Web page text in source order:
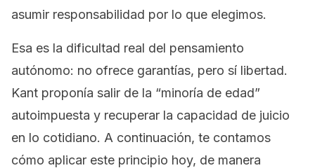
asumir responsabilidad por lo que elegimos.
Esa es la dificultad real del pensamiento
autónomo: no ofrece garantías, pero sí libertad.
Kant proponía salir de la “minoría de edad”
autoimpuesta y recuperar la capacidad de juicio
en lo cotidiano. A continuación, te contamos
cómo aplicar este principio hoy, de manera